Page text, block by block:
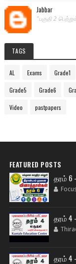
Jabbar
"பகுதி 2
TAGS
AL Exams Grade1
Grade5 Grade6
Video pastpapers
FEATURED POSTS
தரம்
தரம் 4
தரம் 4